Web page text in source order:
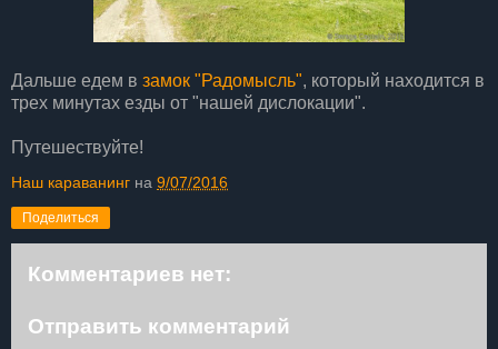
Дальше едем в замок "Радомысль", который находится в
трех минутах езды от "нашей дислокации".
Путешествуйте!
Наш караванинг на 9/07/2016
Поделиться
Комментариев нет:
Отправить комментарий